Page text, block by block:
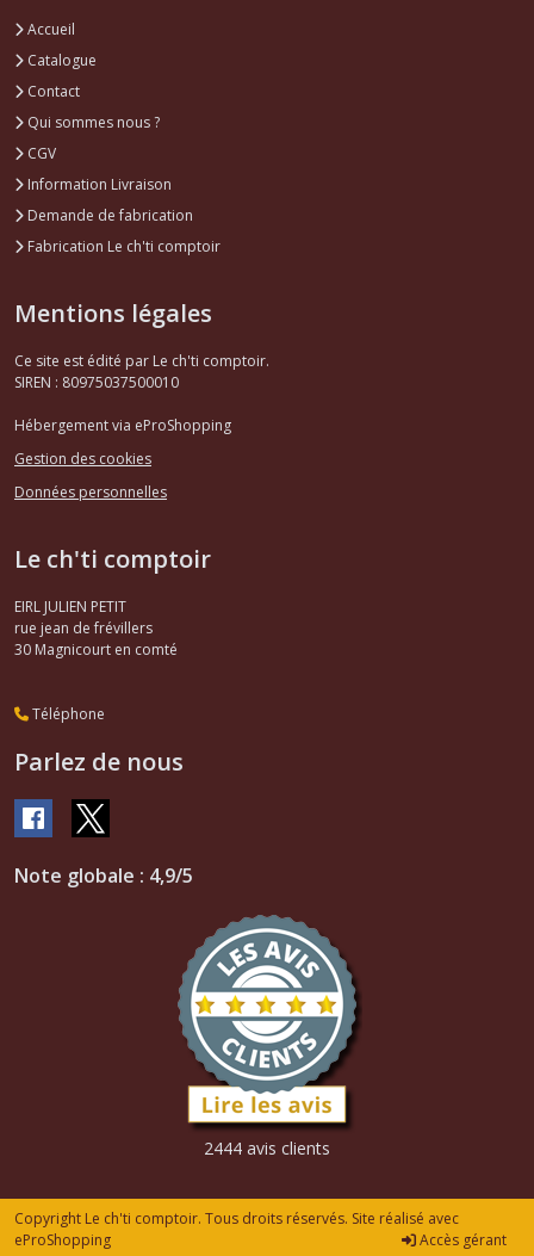
Accueil
Catalogue
Contact
Qui sommes nous ?
CGV
Information Livraison
Demande de fabrication
Fabrication Le ch'ti comptoir
Mentions légales
Ce site est édité par Le ch'ti comptoir.
SIREN : 80975037500010
Hébergement via eProShopping
Gestion des cookies
Données personnelles
Le ch'ti comptoir
EIRL JULIEN PETIT
rue jean de frévillers
30 Magnicourt en comté
Téléphone
Parlez de nous
Note globale : 4,9/5
2444 avis clients
Copyright Le ch'ti comptoir. Tous droits réservés. Site réalisé avec
eProShopping
Accès gérant